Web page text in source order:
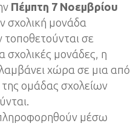
Πέμπτη 7 Νοεμβρίου
σχολική μονάδα
σε
σχολικές μονάδες, η
χώρα σε μια από
της ομάδας σχολείων
μέσω